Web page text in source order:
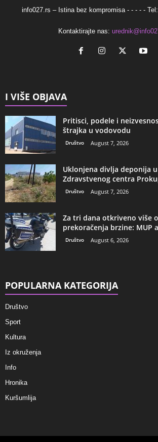
info027.rs – Istina bez kompromisa - - - - -
Kontaktirajte nas:
I VIŠE OBJAVA
Pritisci, podele i
štrajka u vodovodu
Društvo August 7, 2026
Uklonjena divlja deponija
Zdravstvenog centra
Društvo August 7, 2026
Za tri dana otkriveno više
prekoračenja brzine: MUP
Društvo August 6, 2026
POPULARNA KATEGORIJA
Društvo
Sport
Kultura
Iz okruženja
Info
Hronika
Kuršumlija